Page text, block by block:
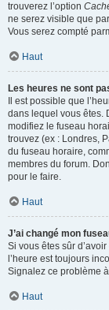
trouverez l’option
ne serez visible que
Vous serez compté
Haut
Les heures ne sont
Il est possible que
dans lequel vous êtes.
modifiez le fuseau
trouvez (ex : Londres,
du fuseau horaire,
membres du forum.
pour le faire.
Haut
J’ai changé mon
Si vous êtes sûr
l’heure est toujours
Signalez ce problème
Haut